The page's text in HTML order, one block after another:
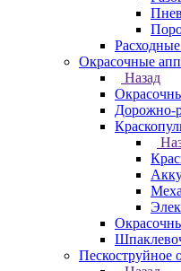
Окрасочные
Назад
Дорожно-
Пескоструйное